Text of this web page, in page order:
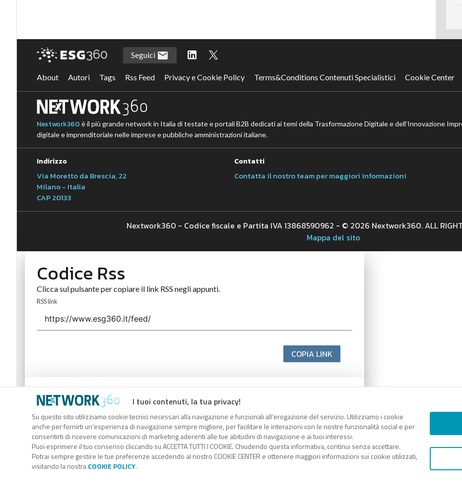
I tuoi contenuti, la tua privacy!
Su questo sito utilizziamo cookie tecnici necessari alla navigazione e funzionali all’erogazione del servizio. Utilizziamo i cookie
anche per fornirti un’esperienza di navigazione sempre migliore, per facilitare le interazioni con le nostre funzionalità social e per
consentirti di ricevere comunicazioni di marketing aderenti alle tue abitudini di navigazione e ai tuoi interessi.
Puoi esprimere il tuo consenso cliccando su ACCETTA TUTTI I COOKIE. Chiudendo questa informativa, continui senza accettare.
Potrai sempre gestire le tue preferenze accedendo al nostro COOKIE CENTER e ottenere maggiori informazioni sui cookie utilizzati,
visitando la nostraCOOKIE POLICY.
Seguici
About Autori Tags Rss Feed Privacy e Cookie Policy Terms&Conditions Contenuti Specialistici Cookie Center
Nextwork360 è il più grande network in Italia di testate e portali B2B dedicati ai temi della Trasformazione Digitale e dell’Innovazione
digitale e imprenditoriale nelle imprese e pubbliche amministrazioni italiane.
Indirizzo
Via Moretto da Brescia, 22
Milano - Italia
CAP 20133
Contatti
Contatta il nostro team per maggiori informazioni
Nextwork360 - Codice fiscale e Partita IVA 13868590962 - © 2026 Nextwork360. ALL RIGHTS
Mappa del sito
Codice Rss
Clicca sul pulsante per copiare il link RSS negli appunti.
RSS link
COPIA LINK
Codice Rss
Clicca sul pulsante per copiare il link RSS negli appunti.
RSS link